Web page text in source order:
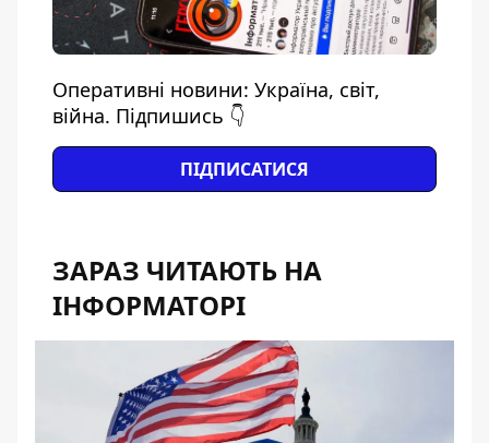
Оперативні новини: Україна, світ,
війна. Підпишись 👇
ПІДПИСАТИСЯ
ЗАРАЗ ЧИТАЮТЬ НА
ІНФОРМАТОРІ